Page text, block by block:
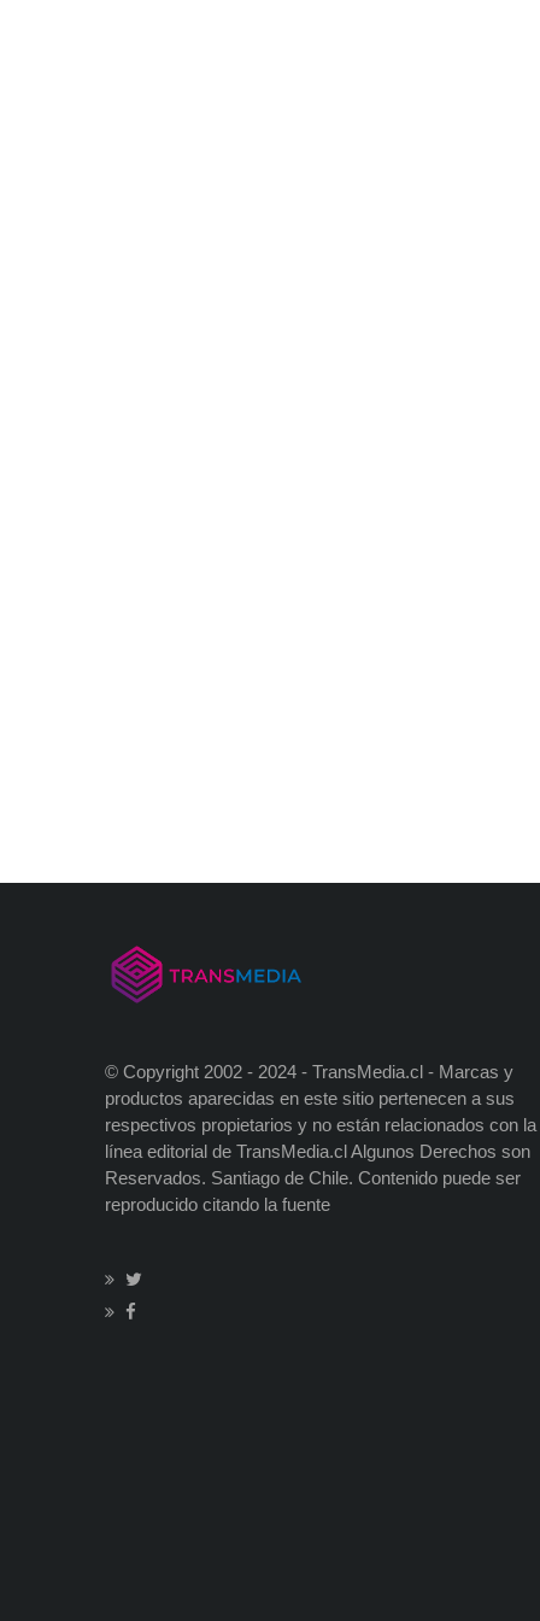
© Copyright 2002 - 2024 - TransMedia.cl - Marcas y
productos aparecidas en este sitio pertenecen a sus
respectivos propietarios y no están relacionados con la
línea editorial de TransMedia.cl Algunos Derechos son
Reservados. Santiago de Chile. Contenido puede ser
reproducido citando la fuente